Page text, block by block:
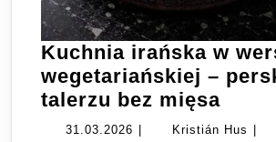
Kuchnia irańska w
wegetariańskiej –
talerzu bez mięsa
31.03.2026 31.03.2026Kristián Hus